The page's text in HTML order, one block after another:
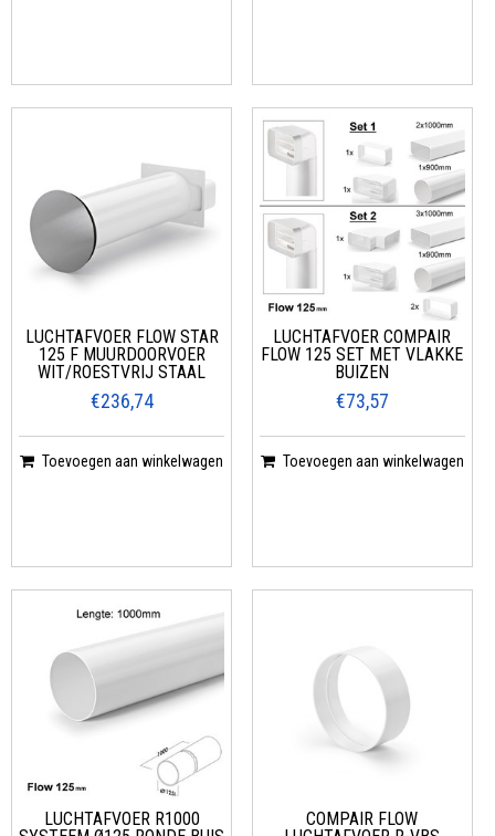
LUCHTAFVOER FLOW STAR
125 F MUURDOORVOER
WIT/ROESTVRIJ STAAL
€236,74
Toevoegen aan winkelwagen
LUCHTAFVOER COMPAIR
FLOW 125 SET MET VLAKKE
BUIZEN
€73,57
Toevoegen aan winkelwagen
LUCHTAFVOER R1000
COMPAIR FLOW